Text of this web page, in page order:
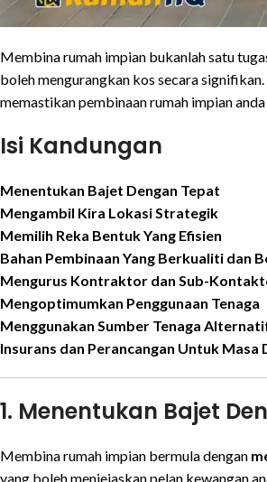
Membina rumah impian bukanlah satu
boleh mengurangkan kos secara
memastikan pembinaan rumah impian
Isi Kandungan
Menentukan Bajet Dengan Tepat
Mengambil Kira Lokasi Strategik
Memilih Reka Bentuk Yang Efisien
Bahan Pembinaan Yang Berkualiti dan
Mengurus Kontraktor dan Sub-
Mengoptimumkan Penggunaan Tenaga
Menggunakan Sumber Tenaga
Insurans dan Perancangan Untuk Masa
1. Menentukan Bajet
Membina rumah impian bermula dengan
yang boleh menjejaskan pelan kewangan